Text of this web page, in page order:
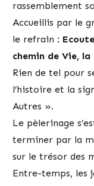
rassemblement
Accueillis par le
le refrain :
chemin de Vie,
Rien de tel pour
l’histoire et la
Autres ».
Le pèlerinage
terminer par la
sur le trésor des
Entre-temps, les